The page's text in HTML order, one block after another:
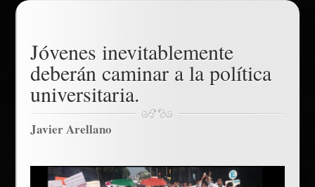
Jóvenes inevitablemente
deberán caminar a la política
universitaria.
Javier Arellano